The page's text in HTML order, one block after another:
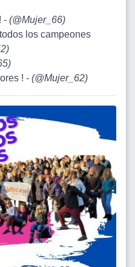
- (@Mujer_66)
los campeones
)
)
! - (@Mujer_62)